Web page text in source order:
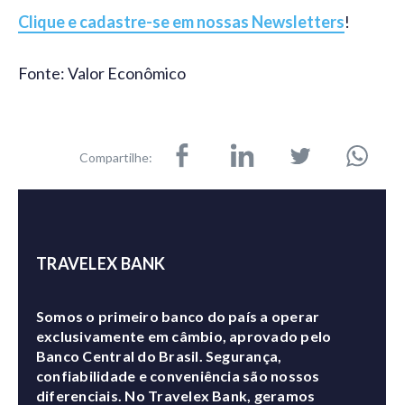
Clique e cadastre-se em nossas Newsletters!
Fonte: Valor Econômico
Compartilhe:
TRAVELEX BANK
Somos o primeiro banco do país a operar
exclusivamente em câmbio, aprovado pelo
Banco Central do Brasil. Segurança,
confiabilidade e conveniência são nossos
diferenciais. No Travelex Bank, geramos